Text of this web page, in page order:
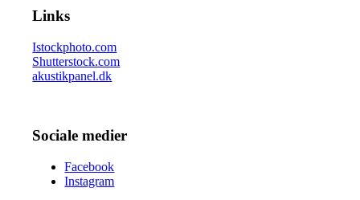
Links
Istockphoto.com
Shutterstock.com
akustikpanel.dk
Sociale medier
Facebook
Instagram